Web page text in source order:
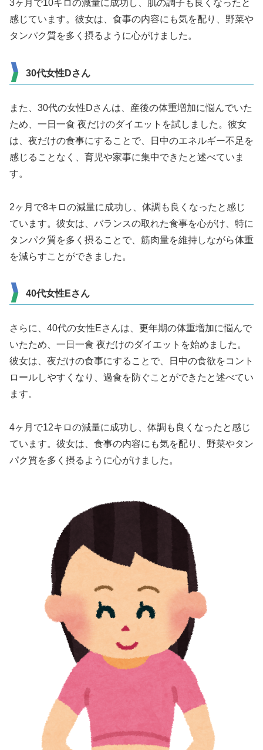
3ヶ月で10キロの減量に成功し、肌の調子も良くなったと
感じています。彼女は、食事の内容にも気を配り、野菜や
タンパク質を多く摂るように心がけました。
30代女性Dさん
また、30代の女性Dさんは、産後の体重増加に悩んでいた
ため、一日一食 夜だけのダイエットを試しました。彼女
は、夜だけの食事にすることで、日中のエネルギー不足を
感じることなく、育児や家事に集中できたと述べていま
す。
2ヶ月で8キロの減量に成功し、体調も良くなったと感じ
ています。彼女は、バランスの取れた食事を心がけ、特に
タンパク質を多く摂ることで、筋肉量を維持しながら体重
を減らすことができました。
40代女性Eさん
さらに、40代の女性Eさんは、更年期の体重増加に悩んで
いたため、一日一食 夜だけのダイエットを始めました。
彼女は、夜だけの食事にすることで、日中の食欲をコント
ロールしやすくなり、過食を防ぐことができたと述べてい
ます。
4ヶ月で12キロの減量に成功し、体調も良くなったと感じ
ています。彼女は、食事の内容にも気を配り、野菜やタン
パク質を多く摂るように心がけました。